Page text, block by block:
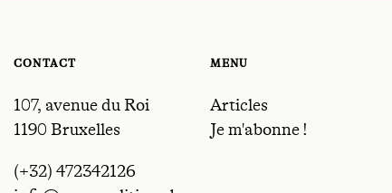
CONTACT
107, avenue du Roi
1190 Bruxelles
(+32) 472342126
MENU
Articles
Je m'abonne !